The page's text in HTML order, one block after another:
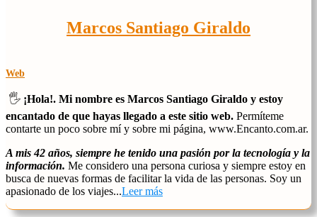
Marcos Santiago Giraldo
Web
🖐️ ¡Hola!. Mi nombre es Marcos Santiago Giraldo y estoy
encantado de que hayas llegado a este sitio web. Permíteme
contarte un poco sobre mí y sobre mi página, www.Encanto.com.ar.
A mis 42 años, siempre he tenido una pasión por la tecnología y la
información. Me considero una persona curiosa y siempre estoy en
busca de nuevas formas de facilitar la vida de las personas. Soy un
apasionado de los viajes...Leer más